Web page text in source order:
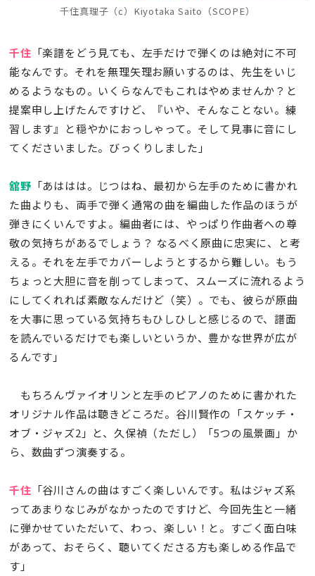
千住真理子（c）Kiyotaka Saito（SCOPE）
千住 「楽譜をどう見ても、左手だけで弾くのは絶対に不可
能なんです。それを無理矢理お願いするのは、先生をいじ
めるようなもの。いくらなんでもこれはやめませんか？と
提案申し上げたんですけど、『いや、そんなことない。練
習します』と穏やかにおっしゃって。そして見事に音にし
てくださいました。びっくりしました」
舘野 「あははは。じつはね、最初から左手のために書かれ
た曲よりも、両手で弾く通常の曲を編曲した作品のほうが
弾きにくいんですよ。編曲者には、やっぱり作曲者への尊
敬の気持ちがあるでしょう？ なるべく原曲に忠実に、と考
える。それを左手でカバーしようとするから難しい。もう
ちょっと大胆に音を削ってしまって、スムーズに流れるよう
にしてくれれば素敵なんだけど（笑）。でも、彼らが原曲
を大事に思っている気持ちもひしひしと感じるので、譜面
を読んでいるだけでも楽しいというか、豊かな世界が広が
るんです」
もちろんヴァイオリンと左手のピアノのために書かれた
オリジナル作品は聴きどころだ。谷川賢作の「スケッチ・
オブ・ジャズ2」と、久保禎（ただし）「5つの風景画」か
ら、数曲ずつ演奏する。
千住 「谷川さんの曲はすごく楽しいんです。私はジャズ系
ってあまりなじみがなかったのですけど、今回先生と一緒
に弾かせていただいて、わっ、楽しい！と。すごく面白味
があって、おそらく、聴いてくださる方も楽しめる作品で
す」